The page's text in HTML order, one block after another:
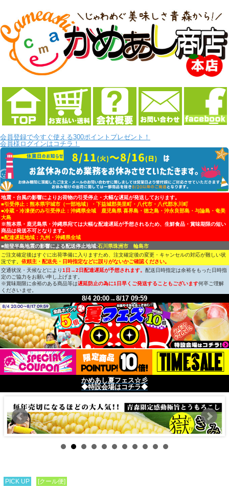
会員登録で今すぐ使える300ポイントプレゼント！
会員様ログインはコチラ！
地震・台風の影響によりお荷物の引受停止・大幅な遅延が発送しております。
■引受停止：熊本県宇城市（一部地域）・下益城郡美里町・八代市・八代郡氷川町
■冷蔵・冷凍便のみ引受停止：沖縄県全域 鹿児島県 喜界島・徳之島・沖永良部島・与論島・奄美
大島
※熊本県・鹿児島県・沖縄県宛ては大幅な配達遅延が予想されるため、生鮮食品・賞味期限の短い
商品は発送不可となります。
■配達遅延地域：九州・沖縄県全域
■能登半島地震の影響による配送停止地域:石川県珠洲市 輪島市
ご注文確定後はすぐに出荷準備に入りますため、注文確定後の変更・キャンセルの対応が難しい状
況です。 依頼主・配送先・日時指定などに誤りがないかご確認ください。
交通状況・天候などにより1日→2日配達遅延が予想されます。 配送日時指定は余裕をもった日時指
定のご協力をお願い申し上げます。
※賞味期限に余裕のある商品等は遅延防止の為に1日早くご発送することもございます何卒ご理解
くださいませ。
8/4 20:00→8/17 09:59
かめあし夏フェス☆彡
◆特設会場はコチラ◆
PICK UP [クール便]